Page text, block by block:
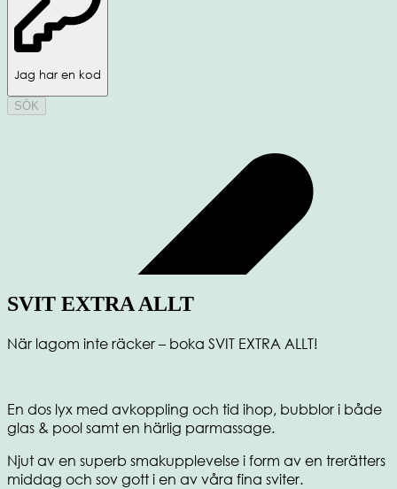
Jag har en kod
SÖK
SVIT EXTRA ALLT
När lagom inte räcker – boka SVIT EXTRA ALLT!
En dos lyx med avkoppling och tid ihop, bubblor i både
glas & pool samt en härlig parmassage.
Njut av en superb smakupplevelse i form av en trerätters
middag och sov gott i en av våra fina sviter.